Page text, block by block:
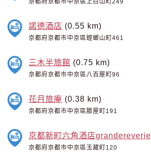
京都府京都市中京區上白山町249
諾德酒店 (0.55 km)
京都府京都市中京區螳螂山町461
三木半旅館 (0.75 km)
京都府京都市中京區八百屋町96
花月旅庵 (0.38 km)
京都府京都市中京區滕屋町191
京都新町六角酒店grandereverie
京都府京都市中京區玉藏町120